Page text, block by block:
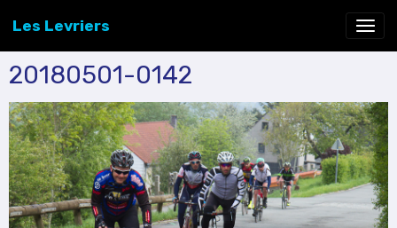
Les Levriers
20180501-0142